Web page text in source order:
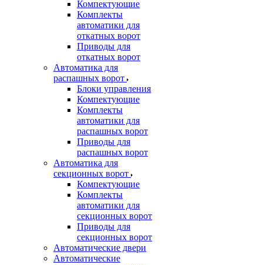
Компектующие
Комплекты
автоматики для
откатных ворот
Приводы для
откатных ворот
Автоматика для
распашных ворот
Блоки управления
Компектующие
Комплекты
автоматики для
распашных ворот
Приводы для
распашных ворот
Автоматика для
секционных ворот
Компектующие
Комплекты
автоматики для
секционных ворот
Приводы для
секционных ворот
Автоматические двери
Автоматические